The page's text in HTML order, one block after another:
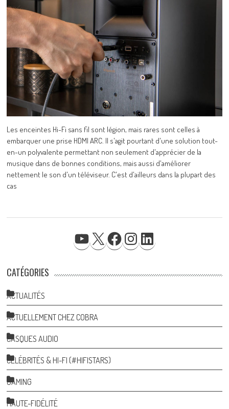
Les enceintes Hi-Fi sans fil sont légion, mais rares sont celles à
embarquer une prise HDMI ARC. Il s'agit pourtant d'une solution tout-
en-un polyvalente permettant non seulement d'apprécier de la
musique dans de bonnes conditions, mais aussi d'améliorer
nettement le son d'un téléviseur. C'est d'ailleurs dans la plupart des
cas
YOUTUBE
CATÉGORIES
ACTUALITÉS
ACTUELLEMENT CHEZ COBRA
CASQUES AUDIO
CÉLÉBRITÉS & HI-FI (#HIFISTARS)
GAMING
HAUTE-FIDÉLITÉ